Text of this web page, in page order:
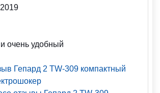
очень удобный
Гепард 2 TW-309 компактный